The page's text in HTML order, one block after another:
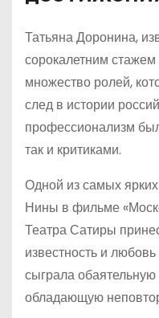
Татьяна Доронина,
сорокалетним
множество ролей,
след в истории
профессионализм
так и критиками.
Одной из самых
Нины в фильме
Театра Сатиры
известность и
сыграла
обладающую